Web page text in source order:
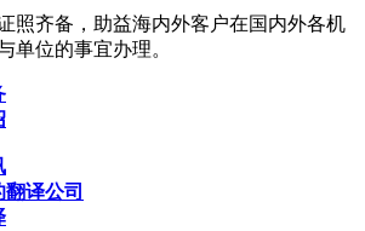
照齐备，助益海内外客户在国内外各机
单位的事宜办理。
译公司